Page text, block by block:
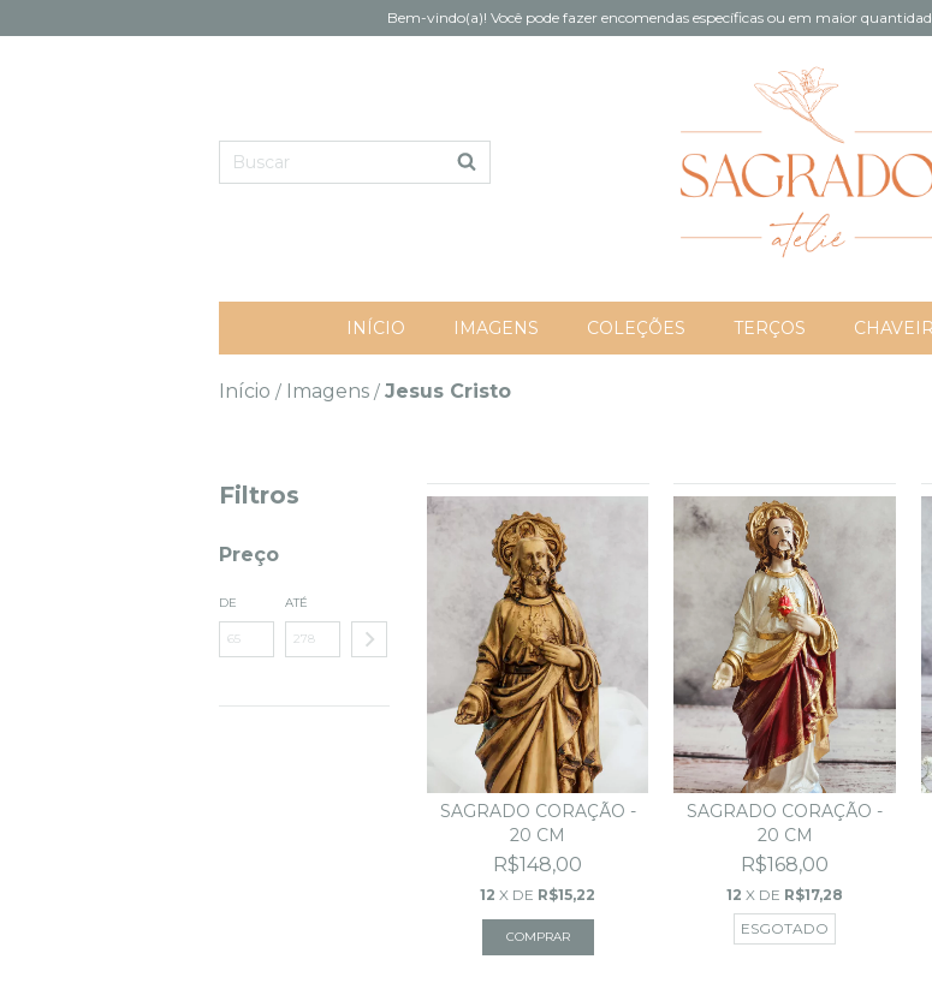
Bem-vindo(a)! Você pode fazer encomendas específicas ou em maior
INÍCIO IMAGENS COLEÇÕES TERÇOS
Início / Imagens / Jesus Cristo
Filtros
Preço
DE ATÉ
SAGRADO CORAÇÃO -
20 CM
R$148,00
12 X DE R$15,22
SAGRADO CORAÇÃO -
20 CM
R$168,00
12 X DE R$17,28
ESGOTADO